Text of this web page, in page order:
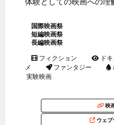
国際映画祭
短編映画祭
長編映画祭
フィクション ド
メ
ファンタジー
実験映画
映
ウェブ